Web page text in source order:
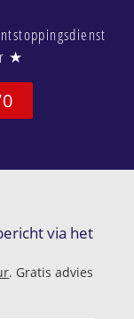
★
via het
. Gratis advies